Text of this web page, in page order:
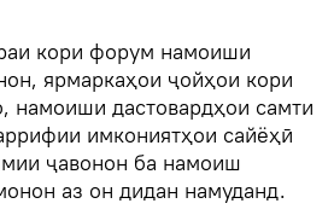
кори форум намоиши
ярмаркаҳои ҷойҳои кори
намоиши дастовардҳои самти
имкониятҳои сайёҳӣ
ҷавонон ба намоиш
аз он дидан намуданд.